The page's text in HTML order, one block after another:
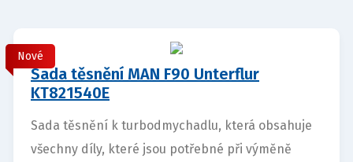
Nové
Sada těsnění MAN F90 Unterflur
KT821540E
Sada těsnění k turbodmychadlu, která obsahuje
všechny díly, které jsou potřebné při výměně